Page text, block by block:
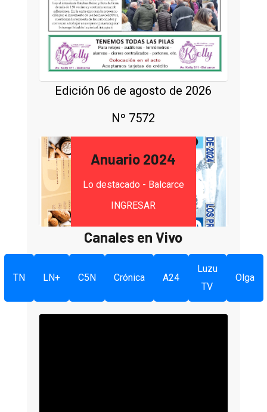
Edición 06 de agosto de 2026
Nº 7572
Anuario 2024
Lo destacado - Balcarce
INGRESAR
Canales en Vivo
TN LN+ C5N Crónica A24
Luzu
TV
Olga